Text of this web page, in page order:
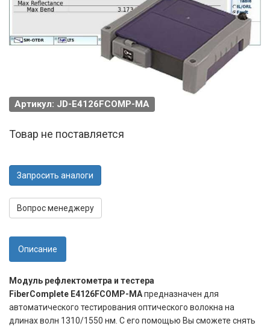
Артикул: JD-E4126FCOMP-MA
Товар не поставляется
Запросить аналоги
Вопрос менеджеру
Описание
Модуль рефлектометра и тестера
FiberComplete E4126FCOMP-MAпредназначен для
автоматического тестирования оптического волокна на
длинах волн 1310/1550 нм. С его помощью Вы сможете снять